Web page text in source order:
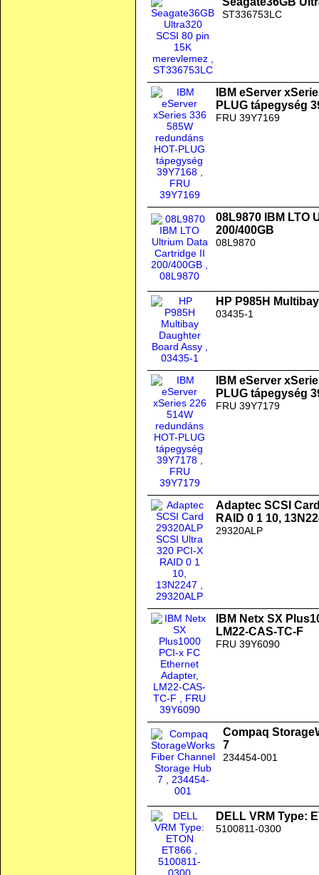
ST336753LC
IBM eServer
PLUG tápegység
FRU 39Y7169
08L9870 IBM LTO
200/400GB
08L9870
HP P985H
03435-1
IBM eServer
PLUG tápegység
FRU 39Y7179
Adaptec SCSI
RAID 0 1 10,
29320ALP
IBM Netx SX
LM22-CAS-TC-F
FRU 39Y6090
Compaq
7
234454-001
DELL VRM Type:
5100811-0300